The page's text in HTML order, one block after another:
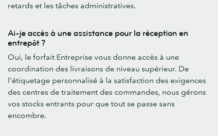
retards et les tâches administratives.
Ai-je accès à une assistance pour la réception en
entrepôt ?
Oui, le forfait Entreprise vous donne accès à une
coordination des livraisons de niveau supérieur. De
l'étiquetage personnalisé à la satisfaction des exigences
des centres de traitement des commandes, nous gérons
vos stocks entrants pour que tout se passe sans
encombre.